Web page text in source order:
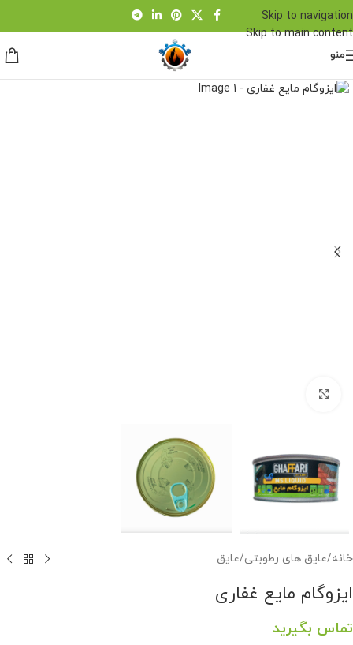
Skip to navigation
Skip to main content
منو
خانه/عایق های رطوبتی/عایق
ایزوگام مایع غفاری
تماس بگیرید